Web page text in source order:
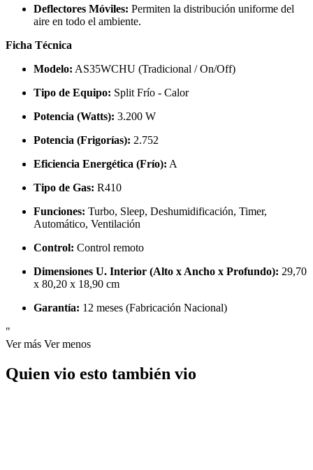
Deflectores Móviles: Permiten la distribución uniforme del
aire en todo el ambiente.
Ficha Técnica
Modelo: AS35WCHU (Tradicional / On/Off)
Tipo de Equipo: Split Frío - Calor
Potencia (Watts): 3.200 W
Potencia (Frigorías): 2.752
Eficiencia Energética (Frío): A
Tipo de Gas: R410
Funciones: Turbo, Sleep, Deshumidificación, Timer,
Automático, Ventilación
Control: Control remoto
Dimensiones U. Interior (Alto x Ancho x Profundo): 29,70
x 80,20 x 18,90 cm
Garantía: 12 meses (Fabricación Nacional)
"
Ver más Ver menos
Quien vio esto también vio